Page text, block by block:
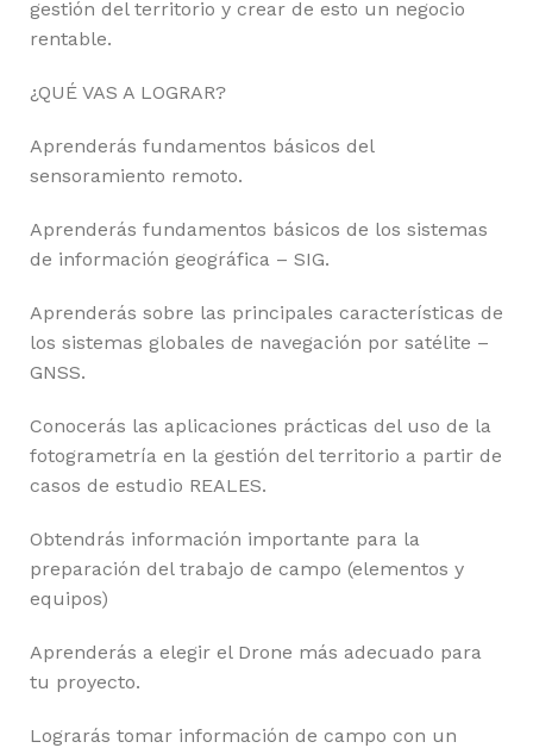
gestión del territorio y crear de esto un negocio
rentable.
¿QUÉ VAS A LOGRAR?
Aprenderás fundamentos básicos del
sensoramiento remoto.
Aprenderás fundamentos básicos de los sistemas
de información geográfica – SIG.
Aprenderás sobre las principales características de
los sistemas globales de navegación por satélite –
GNSS.
Conocerás las aplicaciones prácticas del uso de la
fotogrametría en la gestión del territorio a partir de
casos de estudio REALES.
Obtendrás información importante para la
preparación del trabajo de campo (elementos y
equipos)
Aprenderás a elegir el Drone más adecuado para
tu proyecto.
Lograrás tomar información de campo con un